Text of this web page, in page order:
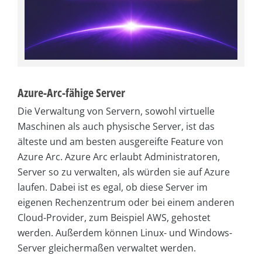
Azure-Arc-fähige Server
Die Verwaltung von Servern, sowohl virtuelle
Maschinen als auch physische Server, ist das
älteste und am besten ausgereifte Feature von
Azure Arc. Azure Arc erlaubt Administratoren,
Server so zu verwalten, als würden sie auf Azure
laufen. Dabei ist es egal, ob diese Server im
eigenen Rechenzentrum oder bei einem anderen
Cloud-Provider, zum Beispiel AWS, gehostet
werden. Außerdem können Linux- und Windows-
Server gleichermaßen verwaltet werden.